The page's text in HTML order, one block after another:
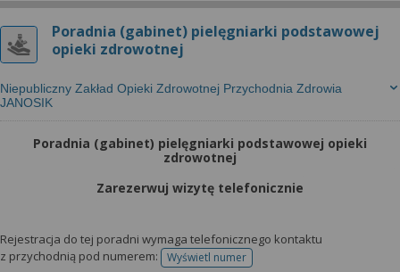
Poradnia (gabinet) pielęgniarki podstawowej
opieki zdrowotnej
Niepubliczny Zakład Opieki Zdrowotnej Przychodnia Zdrowia
JANOSIK
Poradnia (gabinet) pielęgniarki podstawowej opieki
zdrowotnej
Zarezerwuj wizytę telefonicznie
Rejestracja do tej poradni wymaga telefonicznego kontaktu
z przychodnią pod numerem:
Wyświetl numertelefonu do rejestracji